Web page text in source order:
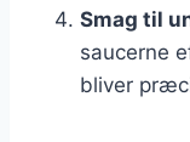
Smag til
saucerne
bliver